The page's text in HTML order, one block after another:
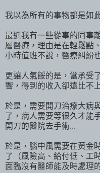
我以為所有的事物都是如
最近我有一些從事的同事
層醫療，理由是在輕鬆點
小時值班不說，醫療糾紛
更讓人氣餒的是，當承受
響，得到的收入卻遠比不
於是，需要開刀治療大病
了，病人需要等很久才能
開刀的醫院去手術...
於是，腦中風需要在黃金
了（風險高、給付低、工
面臨沒有醫師能及時處理